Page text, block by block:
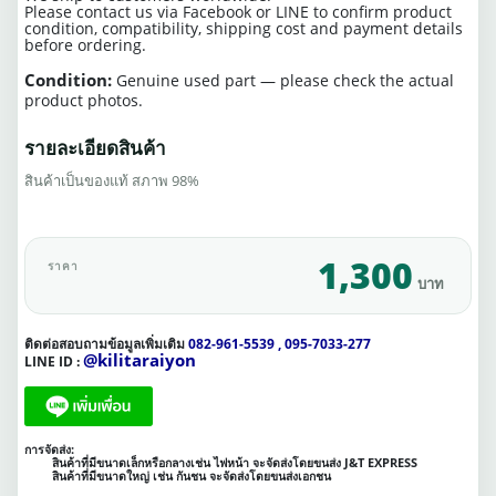
Please contact us via Facebook or LINE to confirm product
condition, compatibility, shipping cost and payment details
before ordering.
Condition: Genuine used part — please check the actual
product photos.
รายละเอียดสินค้า
สินค้าเป็นของแท้ สภาพ 98%
ราคา 1,300 บาท
ติดต่อสอบถามข้อมูลเพิ่มเติม082-961-5539 , 095-7033-277
LINE ID :@kilitaraiyon
การจัดส่ง:
สินค้าที่มีขนาดเล็กหรือกลางเช่น ไฟหน้า จะจัดส่งโดยขนส่ง J&T EXPRESS
สินค้าที่มีขนาดใหญ่ เช่น กันชน จะจัดส่งโดยขนส่งเอกชน